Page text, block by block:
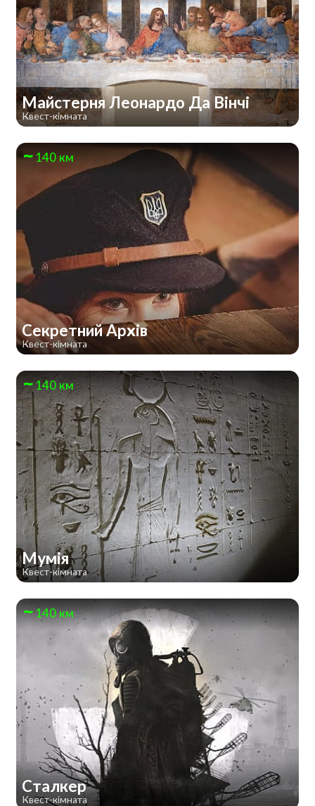
Майстерня Леонардо Да Вінчі
Квест-кімната
140 км
Секретний Архів
Квест-кімната
140 км
Мумія
Квест-кімната
140 км
Сталкер
Квест-кімната